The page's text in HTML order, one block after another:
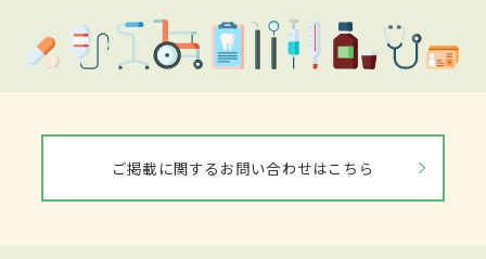
ご掲載に関するお問い合わせはこちら